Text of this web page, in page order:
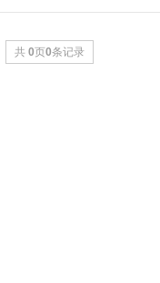
共 0页0条记录